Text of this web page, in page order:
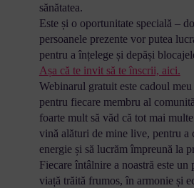
sănătatea.
Este și o oportunitate specială –
persoanele prezente vor putea
pentru a înțelege și depăși
Așa că te invit să te înscrii, aici.
Webinarul gratuit este cadoul
pentru fiecare membru al
foarte mult să văd că tot mai
vină alături de mine live, pentru a
energie și să lucrăm împreună la
Fiecare întâlnire a noastră este un
viață trăită frumos, în armonie și